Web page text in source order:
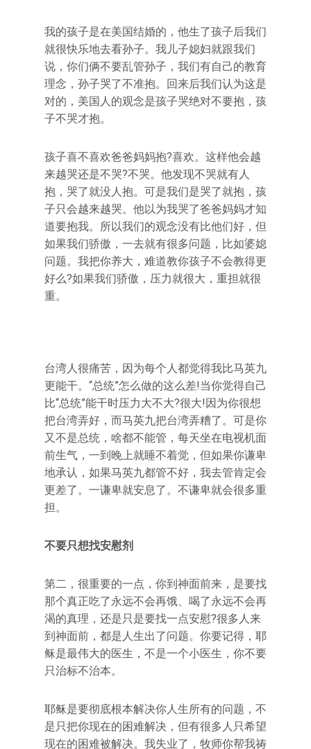
我的孩子是在美国结婚的，他生了孩子后我们
就很快乐地去看孙子。我儿子媳妇就跟我们
说，你们俩不要乱管孙子，我们有自己的教育
理念，孙子哭了不准抱。回来后我们认为这是
对的，美国人的观念是孩子哭绝对不要抱，孩
子不哭才抱。
孩子喜不喜欢爸爸妈妈抱?喜欢。这样他会越
来越哭还是不哭?不哭。他发现不哭就有人
抱，哭了就没人抱。可是我们是哭了就抱，孩
子只会越来越哭。他以为我哭了爸爸妈妈才知
道要抱我。所以我们的观念没有比他们好，但
如果我们骄傲，一去就有很多问题，比如婆媳
问题。我把你养大，难道教你孩子不会教得更
好么?如果我们骄傲，压力就很大，重担就很
重。
台湾人很痛苦，因为每个人都觉得我比马英九
更能干。“总统”怎么做的这么差!当你觉得自己
比“总统”能干时压力大不大?很大!因为你很想
把台湾弄好，而马英九把台湾弄糟了。可是你
又不是总统，啥都不能管，每天坐在电视机面
前生气，一到晚上就睡不着觉，但如果你谦卑
地承认，如果马英九都管不好，我去管肯定会
更差了。一谦卑就安息了。不谦卑就会很多重
担。
不要只想找安慰剂
第二，很重要的一点，你到神面前来，是要找
那个真正吃了永远不会再饿、喝了永远不会再
渴的真理，还是只是要找一点安慰?很多人来
到神面前，都是人生出了问题。你要记得，耶
稣是最伟大的医生，不是一个小医生，你不要
只治标不治本。
耶稣是要彻底根本解决你人生所有的问题，不
是只把你现在的困难解决，但有很多人只希望
现在的困难被解决。我失业了，牧师你帮我祷